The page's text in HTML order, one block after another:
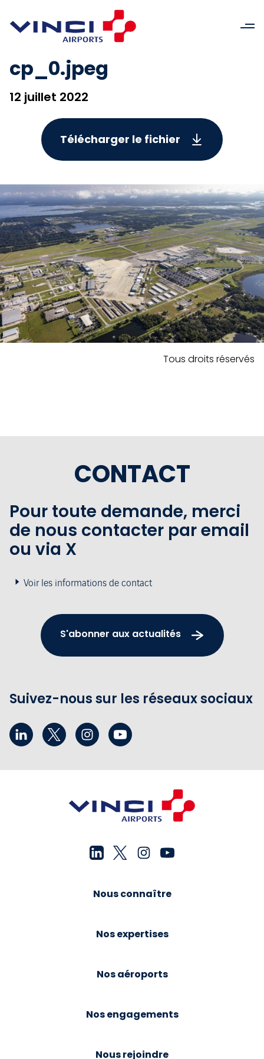
cp_0.jpeg
12 juillet 2022
Télécharger le fichier
Tous droits réservés
CONTACT
Pour toute demande, merci
de nous contacter par email
ou via X
Voir les informations de contact
S'abonner aux actualités
Suivez-nous sur les réseaux sociaux
Nous connaître
Nos expertises
Nos aéroports
Nos engagements
Nous rejoindre